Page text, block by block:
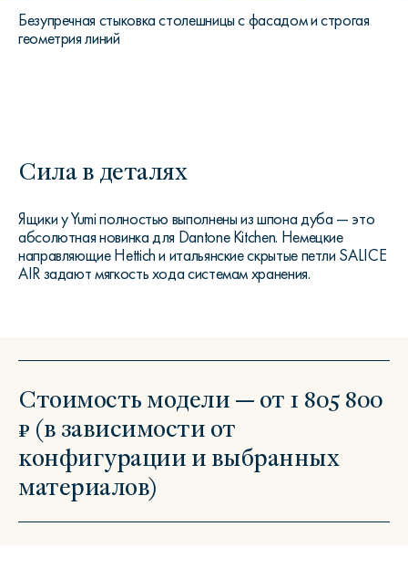
Безупречная стыковка столешницы с фасадом и строгая
геометрия линий
Сила в деталях
Ящики у Yumi полностью выполнены из шпона дуба — это
абсолютная новинка для Dantone Kitchen. Немецкие
направляющие Hettich и итальянские скрытые петли SALICE
AIR задают мягкость хода системам хранения.
Стоимость модели — от 1 805 800
₽ (в зависимости от
конфигурации и выбранных
материалов)